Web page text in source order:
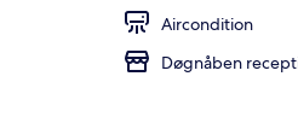
Aircondition
Døgnåben